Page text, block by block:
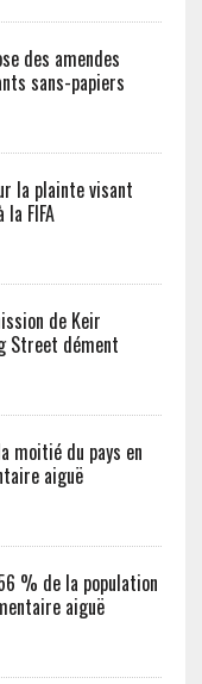
des amendes
sans-papiers
la plainte visant
FIFA
de Keir
Street dément
moitié du pays en
aiguë
% de la population
aiguë